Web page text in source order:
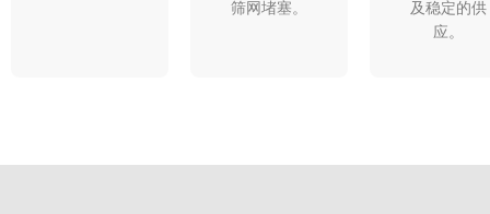
筛网堵塞。​
及稳定的供
应。